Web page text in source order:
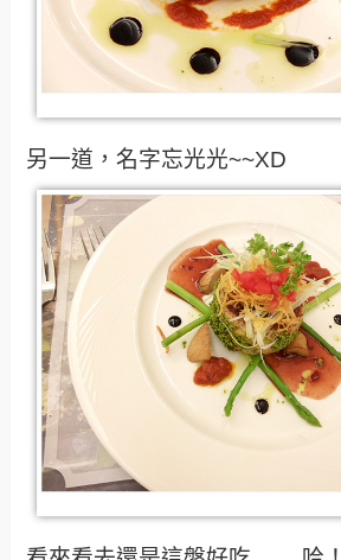
另一道，名字忘光光~~XD